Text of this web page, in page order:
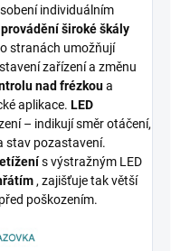
individuálním
široké škály
stranách umožňují
zařízení a změnu
nad frézkoua
aplikace. LED
– indikují směr otáčení,
stav pozastavení.
s výstražným LED
, zajišťuje tak větší
poškozením.